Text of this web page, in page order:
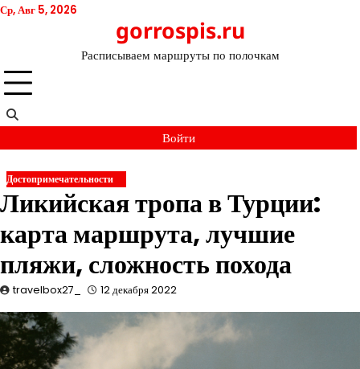
Перейти
Ср, Авг 5, 2026
gorrospis.ru
Расписываем маршруты по полочкам
Войти
Достопримечательности
Ликийская тропа в Турции:
карта маршрута, лучшие
пляжи, сложность похода
travelbox27_ 12 декабря 2022